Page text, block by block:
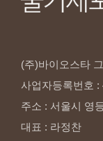
(주)바이오스타
사업자등록번호 :
주소 : 서울시 영
대표 : 라정찬